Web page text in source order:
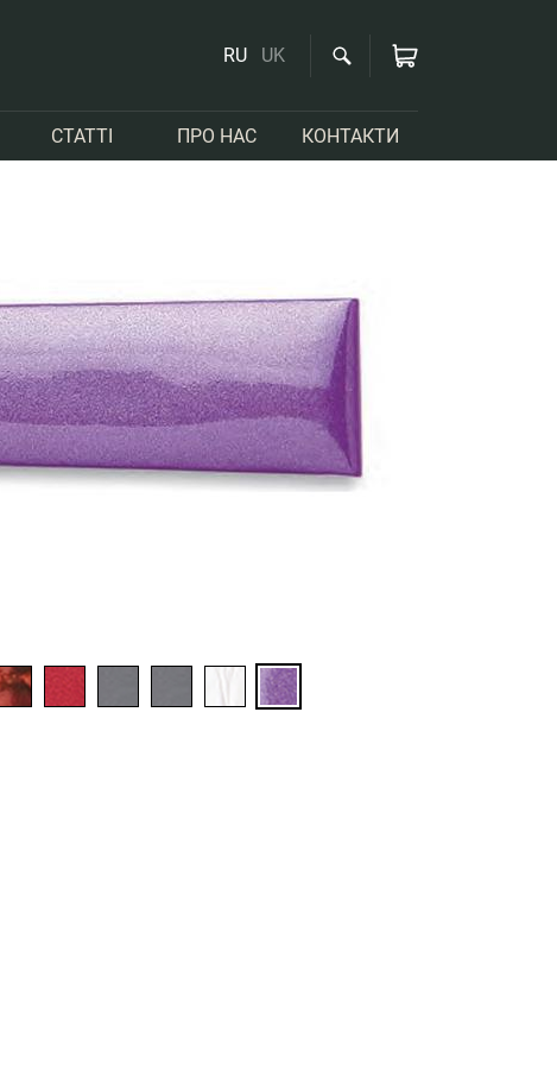
RU UK
СТАТТІ ПРО НАС КОНТАКТИ